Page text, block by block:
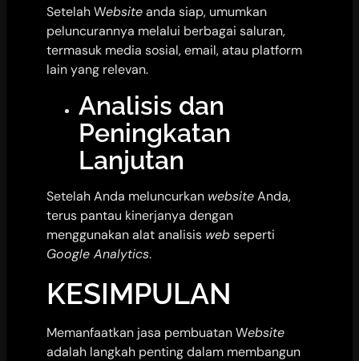
Setelah Websiteanda siap, umumkan
peluncurannya melalui berbagai saluran,
termasuk media sosial, email, atau platform
lain yang relevan.
Analisis dan
Peningkatan
Lanjutan
Setelah Anda meluncurkan websiteAnda,
terus pantau kinerjanya dengan
menggunakan alat analisis webseperti
Google Analytics.
KESIMPULAN
Memanfaatkan jasa pembuatan Website
adalah langkah penting dalam membangun